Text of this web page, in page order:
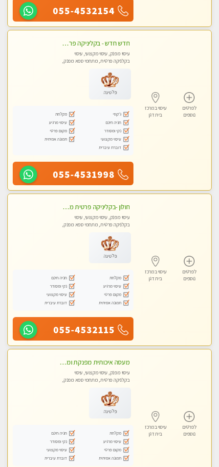
055-4532154
לפרטים
נוספים
עיסוי במרכז
בית דגן
חדש חדש - בקליניקה פרטית בבת ים עיסוי לחידוש אנרגיות עיסוי מקצועי מומלץ מאוד ללא מין !!
עיסוי מפנק, עיסוי מקצועי, עיסוי
בקלניקה פרטית, מתחמי ספא מפנק,
פלטינה
ג'קוזי
מקלחת
חניה חינם
עיסוי מרגיע
נקי ומסודר
מקום פרטי
עיסוי מקצועי
תמונה אמיתית
דוברת עיברית
055-4531998
לפרטים
נוספים
עיסוי במרכז
בית דגן
חולון -בקליניקה פרטית מפגש טיפולי !!! מקצועי בלבד - professional therapist ללא מין !!
עיסוי מפנק, עיסוי מקצועי, עיסוי
בקלניקה פרטית, מתחמי ספא מפנק,
פלטינה
מקלחת
חניה חינם
עיסוי מרגיע
נקי ומסודר
מקום פרטי
עיסוי מקצועי
תמונה אמיתית
דוברת עיברית
055-4532115
לפרטים
נוספים
עיסוי במרכז
בית דגן
מעסה איכותית מפנקת ומקצועית מאוד- בחולון
עיסוי מפנק, עיסוי מקצועי, עיסוי
בקלניקה פרטית, מתחמי ספא מפנק,
פלטינה
מקלחת
חניה חינם
עיסוי מרגיע
נקי ומסודר
מקום פרטי
עיסוי מקצועי
תמונה אמיתית
דוברת עיברית